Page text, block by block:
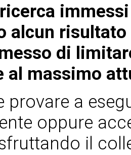
alcun
di
al massimo
provare a
oppure
il